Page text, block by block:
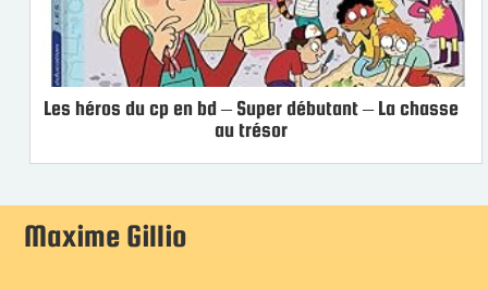
Les héros du cp en bd – Super débutant – La chasse
au trésor
Maxime Gillio